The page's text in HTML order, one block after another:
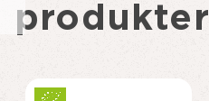
produkter